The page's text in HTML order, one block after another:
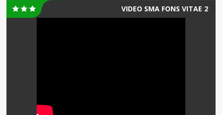
VIDEO SMA FONS VITAE 2